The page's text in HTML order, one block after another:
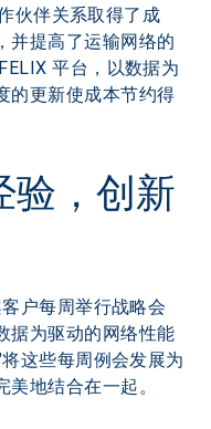
伙伴关系取得了成
并提高了运输网络的
平台，以数据为
的更新使成本节约得
验，创新
户每周举行战略会
据为驱动的网络性能
这些每周例会发展为
地结合在一起。